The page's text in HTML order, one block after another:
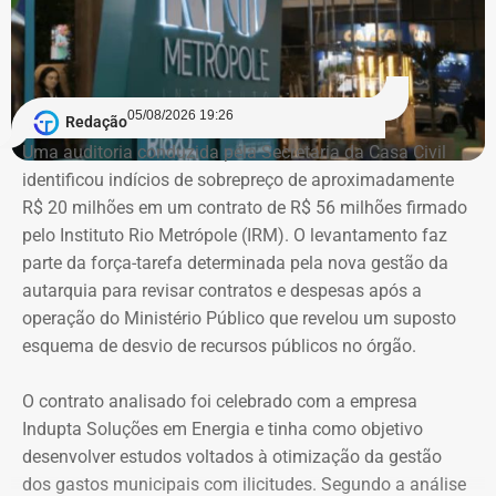
97.555,75.
As declarações de bens são prestadas pelos próprios
candidatos à Justiça Eleitoral e podem considerar os
valores históricos de aquisição dos bens, e não
necessariamente seus preços de mercado.
O crescimento patrimonial, por si só, não indica a
existência de irregularidades.
Redação05/08/2026 19:26
Uma auditoria conduzida pela Secretaria da Casa Civil
identificou indícios de sobrepreço de aproximadamente
R$ 20 milhões em um contrato de R$ 56 milhões firmado
pelo Instituto Rio Metrópole (IRM). O levantamento faz
parte da força-tarefa determinada pela nova gestão da
autarquia para revisar contratos e despesas após a
operação do Ministério Público que revelou um suposto
esquema de desvio de recursos públicos no órgão.
O contrato analisado foi celebrado com a empresa
Indupta Soluções em Energia e tinha como objetivo
desenvolver estudos voltados à otimização da gestão
dos gastos municipais com ilicitudes. Segundo a análise